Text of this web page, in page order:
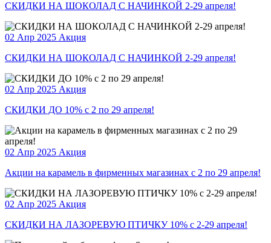
СКИДКИ НА ШОКОЛАД С НАЧИНКОЙ 2-29 апреля!
02 Апр 2025 Акция
СКИДКИ НА ШОКОЛАД С НАЧИНКОЙ 2-29 апреля!
02 Апр 2025 Акция
СКИДКИ ДО 10% с 2 по 29 апреля!
02 Апр 2025 Акция
Акции на карамель в фирменных магазинах с 2 по 29 апреля!
02 Апр 2025 Акция
СКИДКИ НА ЛАЗОРЕВУЮ ПТИЧКУ 10% с 2-29 апреля!